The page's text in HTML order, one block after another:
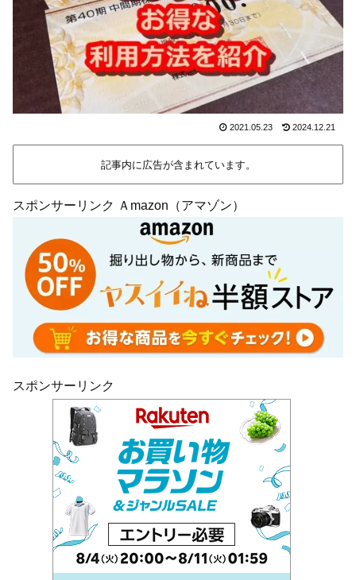
2021.05.23 2024.12.21
記事内に広告が含まれています。
スポンサーリンク Ａmazon（アマゾン）
スポンサーリンク